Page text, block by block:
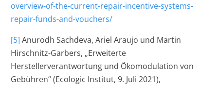
overview-of-the-current-repair-incentive-systems-
repair-funds-and-vouchers/
[5] Anurodh Sachdeva, Ariel Araujo und Martin
Hirschnitz-Garbers, „Erweiterte
Herstellerverantwortung und Ökomodulation von
Gebühren“ (Ecologic Institut, 9. Juli 2021),